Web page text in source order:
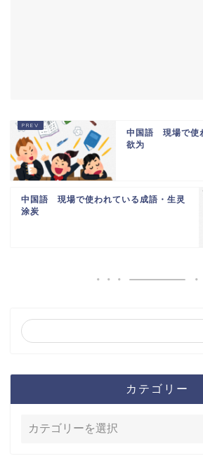
中国語 現場で使
欲为
中国語 現場で使われている成語・生灵
涂炭
カテゴリー